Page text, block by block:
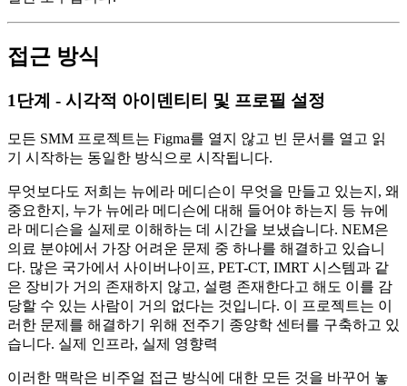
접근 방식
1단계 - 시각적 아이덴티티 및 프로필 설정
모든 SMM 프로젝트는 Figma를 열지 않고 빈 문서를 열고 읽
기 시작하는 동일한 방식으로 시작됩니다.
무엇보다도 저희는 뉴에라 메디슨이 무엇을 만들고 있는지, 왜
중요한지, 누가 뉴에라 메디슨에 대해 들어야 하는지 등 뉴에
라 메디슨을 실제로 이해하는 데 시간을 보냈습니다. NEM은
의료 분야에서 가장 어려운 문제 중 하나를 해결하고 있습니
다. 많은 국가에서 사이버나이프, PET-CT, IMRT 시스템과 같
은 장비가 거의 존재하지 않고, 설령 존재한다고 해도 이를 감
당할 수 있는 사람이 거의 없다는 것입니다. 이 프로젝트는 이
러한 문제를 해결하기 위해 전주기 종양학 센터를 구축하고 있
습니다. 실제 인프라, 실제 영향력
이러한 맥락은 비주얼 접근 방식에 대한 모든 것을 바꾸어 놓